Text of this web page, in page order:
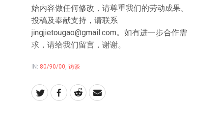
始内容做任何修改，请尊重我们的劳动成果。
投稿及奉献支持，请联系
jingjietougao@gmail.com。如有进一步合作需
求，请给我们留言，谢谢。
IN: 80/90/00, 访谈